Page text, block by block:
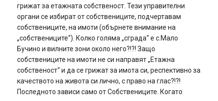
грижат за етажната собственост. Тези управителни
органи се избират от собствениците, подчертавам
собствениците, на имоти (обърнете внимание на
„собствениците“). Колко голяма „сграда“ е с.Мало
Бучино и вилните зони около него?!?! Защо
собствениците на имоти не си направят „Етажна
собственост“ и да се грижат за имота си, респективно за
качеството на живота си лично, с право на глас?!?!
Последното зависи само от Собствениците. Когато